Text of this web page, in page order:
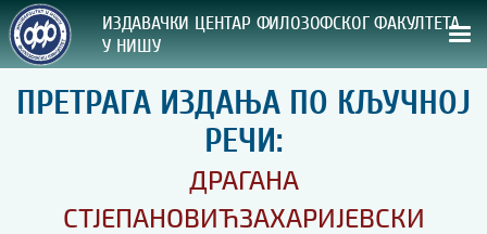
ИЗДАВАЧКИ ЦЕНТАР ФИЛОЗОФСКОГ ФАКУЛТЕТА
У НИШУ
СВА НАША ИЗДАЊА
ВРСТА ИЗДАЊА:
ГОДИНА ОБЈАВЉИВАЊА:
ПРЕТРАГА ИЗДАЊА ПО КЉУЧНОЈ
РЕЧИ:
ДРАГАНА
СТЈЕПАНОВИЋЗАХАРИЈЕВСКИ